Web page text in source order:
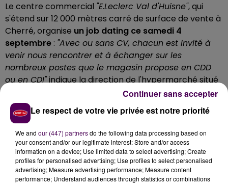
Le centre commercial "E.Leclerc Val d'Huisne", qui
s'étend sur 12 000 mètres carré de surface de vente à
Cherré, organise un job dating ce samedi 4
septembre : "Avec ou sans CV, chacun est invité à
venir nous rencontrer et à échanger sur les
nombreux postes que le magasin propose en CDD
ou en CDI"indique la direction de l'hypermarché situé
aux portes de La Ferté-Bernard. Les candidats
n'auront qu'à se présenter dans la galerie marchande,
entre 14h et 17h :"Drivers, hôtes et hôtesses de
caisse, employés commerciaux, vendeurs
spécialisés, ouvriers professionnels et saisonniers
sont recherchés"précise-t-on.
Le respect de votre vie privée est notre priorité
We and our (447) partnersdo the following data processing based on
your consent and/or our legitimate interest: Store and/or access
information on a device; Use limited data to select advertising; Create
profiles for personalised advertising; Use profiles to select personalised
advertising; Measure advertising performance; Measure content
performance; Understand audiences through statistics or combinations
Continuer sans accepter